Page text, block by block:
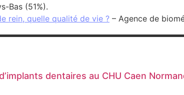
Bas (51%).
rein, quelle qualité de vie ? – Agence de
dentaires au CHU Caen